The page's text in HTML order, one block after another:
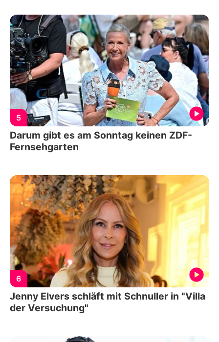
5
Darum gibt es am Sonntag keinen ZDF-
Fernsehgarten
6
Jenny Elvers schläft mit Schnuller in "Villa
der Versuchung"